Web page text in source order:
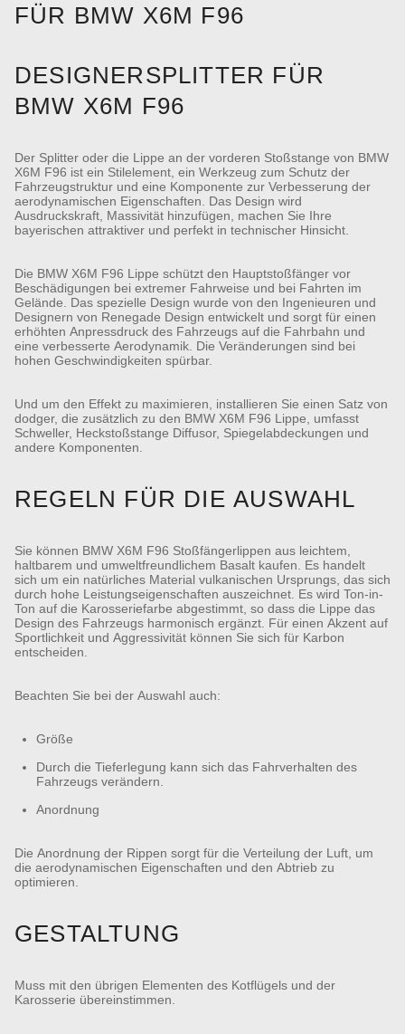
FÜR BMW X6M F96
DESIGNERSPLITTER FÜR
BMW X6M F96
Der Splitter oder die Lippe an der vorderen Stoßstange von BMW
X6M F96 ist ein Stilelement, ein Werkzeug zum Schutz der
Fahrzeugstruktur und eine Komponente zur Verbesserung der
aerodynamischen Eigenschaften. Das Design wird
Ausdruckskraft, Massivität hinzufügen, machen Sie Ihre
bayerischen attraktiver und perfekt in technischer Hinsicht.
Die BMW X6M F96 Lippe schützt den Hauptstoßfänger vor
Beschädigungen bei extremer Fahrweise und bei Fahrten im
Gelände. Das spezielle Design wurde von den Ingenieuren und
Designern von Renegade Design entwickelt und sorgt für einen
erhöhten Anpressdruck des Fahrzeugs auf die Fahrbahn und
eine verbesserte Aerodynamik. Die Veränderungen sind bei
hohen Geschwindigkeiten spürbar.
Und um den Effekt zu maximieren, installieren Sie einen Satz von
dodger, die zusätzlich zu den BMW X6M F96 Lippe, umfasst
Schweller, Heckstoßstange Diffusor, Spiegelabdeckungen und
andere Komponenten.
REGELN FÜR DIE AUSWAHL
Sie können BMW X6M F96 Stoßfängerlippen aus leichtem,
haltbarem und umweltfreundlichem Basalt kaufen. Es handelt
sich um ein natürliches Material vulkanischen Ursprungs, das sich
durch hohe Leistungseigenschaften auszeichnet. Es wird Ton-in-
Ton auf die Karosseriefarbe abgestimmt, so dass die Lippe das
Design des Fahrzeugs harmonisch ergänzt. Für einen Akzent auf
Sportlichkeit und Aggressivität können Sie sich für Karbon
entscheiden.
Beachten Sie bei der Auswahl auch:
Größe
Durch die Tieferlegung kann sich das Fahrverhalten des
Fahrzeugs verändern.
Anordnung
Die Anordnung der Rippen sorgt für die Verteilung der Luft, um
die aerodynamischen Eigenschaften und den Abtrieb zu
optimieren.
GESTALTUNG
Muss mit den übrigen Elementen des Kotflügels und der
Karosserie übereinstimmen.